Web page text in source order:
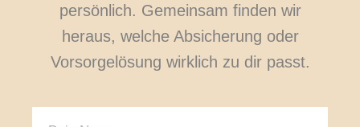
persönlich. Gemeinsam finden wir
heraus, welche Absicherung oder
Vorsorgelösung wirklich zu dir passt.